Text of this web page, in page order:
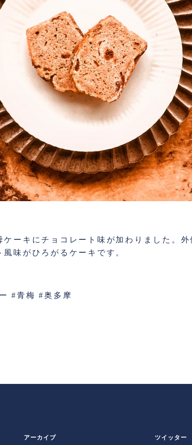
ケーキにチョコレート味が加わりました。外
味がひろがるケーキです。
#青梅 #奥多摩
アーカイブ ツイッター